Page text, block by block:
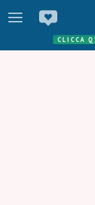
CLICCA